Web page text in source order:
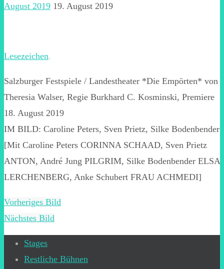
August 2019 19. August 2019
Lesezeichen.
Salzburger Festspiele / Landestheater *Die Empörten* von
Theresia Walser, Regie Burkhard C. Kosminski, Premiere
18. August 2019
IM BILD: Caroline Peters, Sven Prietz, Silke Bodenbender
[Mit Caroline Peters CORINNA SCHAAD, Sven Prietz
ANTON, André Jung PILGRIM, Silke Bodenbender ELSA
LERCHENBERG, Anke Schubert FRAU ACHMEDI]
Vorheriges Bild
Nächstes Bild
Stages
Restliche Bühnen